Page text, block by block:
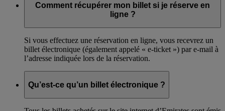
Comment récupérer mon billet si je réserve en
ligne ?
Si vous effectuez une réservation en ligne, vous recevrez un
billet électronique (également appelé « e-ticket ») par e-mail à
l’adresse indiquée lors de la réservation.
Qu’est-ce qu’un billet électronique ?